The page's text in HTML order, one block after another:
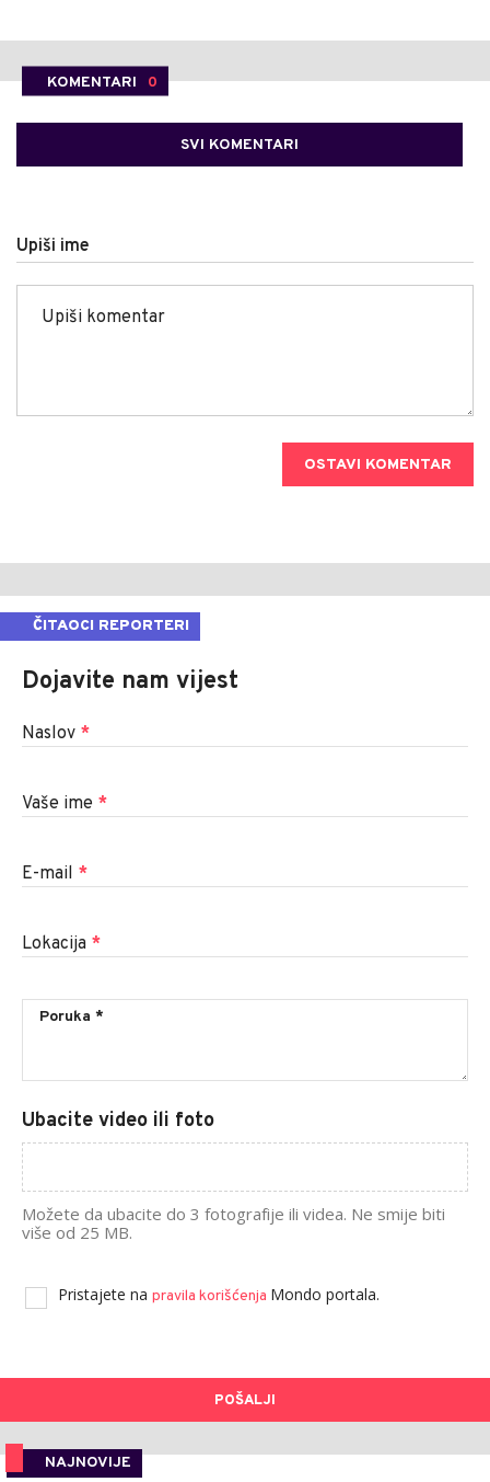
KOMENTARI 0
SVI KOMENTARI
Upiši ime
OSTAVI KOMENTAR
ČITAOCI REPORTERI
Dojavite nam vijest
Naslov *
Vaše ime *
E-mail *
Lokacija *
Ubacite video ili foto
Možete da ubacite do 3 fotografije ili videa. Ne smije biti
više od 25 MB.
Pristajete na pravila korišćenja Mondo portala.
POŠALJI
NAJNOVIJE